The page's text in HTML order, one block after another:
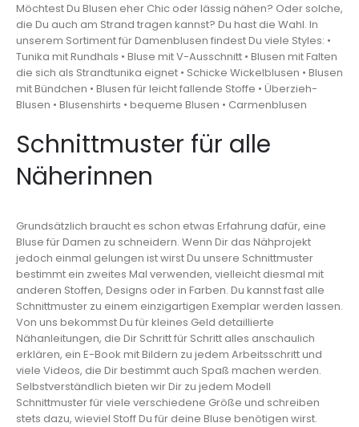
Möchtest Du Blusen eher Chic oder lässig nähen? Oder solche,
die Du auch am Strand tragen kannst? Du hast die Wahl. In
unserem Sortiment für Damenblusen findest Du viele Styles: •
Tunika mit Rundhals • Bluse mit V-Ausschnitt • Blusen mit Falten
die sich als Strandtunika eignet • Schicke Wickelblusen • Blusen
mit Bündchen • Blusen für leicht fallende Stoffe • Überzieh-
Blusen • Blusenshirts • bequeme Blusen • Carmenblusen
Schnittmuster für alle
Näherinnen
Grundsätzlich braucht es schon etwas Erfahrung dafür, eine
Bluse für Damen zu schneidern. Wenn Dir das Nähprojekt
jedoch einmal gelungen ist wirst Du unsere Schnittmuster
bestimmt ein zweites Mal verwenden, vielleicht diesmal mit
anderen Stoffen, Designs oder in Farben. Du kannst fast alle
Schnittmuster zu einem einzigartigen Exemplar werden lassen.
Von uns bekommst Du für kleines Geld detaillierte
Nähanleitungen, die Dir Schritt für Schritt alles anschaulich
erklären, ein E-Book mit Bildern zu jedem Arbeitsschritt und
viele Videos, die Dir bestimmt auch Spaß machen werden.
Selbstverständlich bieten wir Dir zu jedem Modell
Schnittmuster für viele verschiedene Größe und schreiben
stets dazu, wieviel Stoff Du für deine Bluse benötigen wirst.